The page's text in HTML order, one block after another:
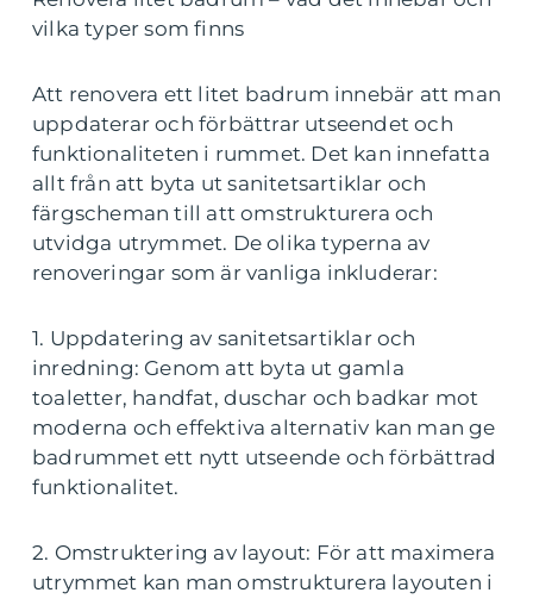
vilka typer som finns
Att renovera ett litet badrum innebär att man
uppdaterar och förbättrar utseendet och
funktionaliteten i rummet. Det kan innefatta
allt från att byta ut sanitetsartiklar och
färgscheman till att omstrukturera och
utvidga utrymmet. De olika typerna av
renoveringar som är vanliga inkluderar:
1. Uppdatering av sanitetsartiklar och
inredning: Genom att byta ut gamla
toaletter, handfat, duschar och badkar mot
moderna och effektiva alternativ kan man ge
badrummet ett nytt utseende och förbättrad
funktionalitet.
2. Omstruktering av layout: För att maximera
utrymmet kan man omstrukturera layouten i